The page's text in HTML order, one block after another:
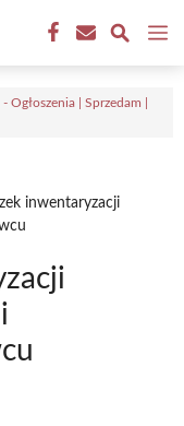
Ogłoszenia | Sprzedam |
inwentaryzacji